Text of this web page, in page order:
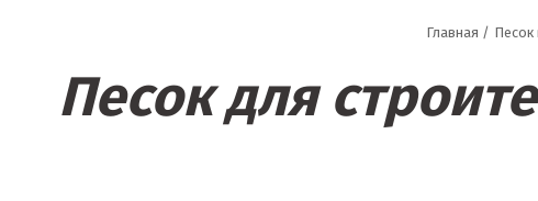
Главная / Песок
Песок для